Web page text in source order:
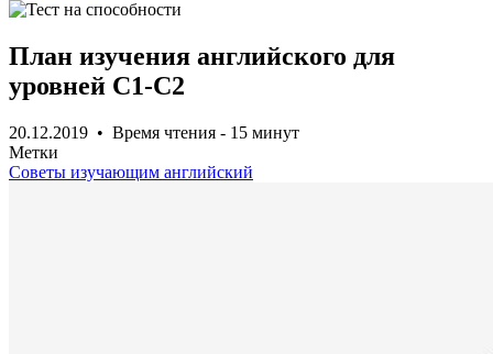
План изучения английского для
уровней С1-С2
20.12.2019 • Время чтения - 15 минут
Метки
Советы изучающим английский